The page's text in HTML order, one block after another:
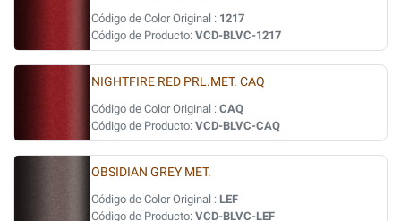
Código de Color Original : 1217
Código de Producto: VCD-BLVC-1217
NIGHTFIRE RED PRL.MET. CAQ
Código de Color Original : CAQ
Código de Producto: VCD-BLVC-CAQ
OBSIDIAN GREY MET.
Código de Color Original : LEF
Código de Producto: VCD-BLVC-LEF